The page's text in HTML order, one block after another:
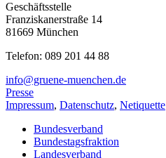
Geschäftsstelle
Franziskanerstraße 14
81669 München
Telefon: 089 201 44 88
info@gruene-muenchen.de
Presse
Impressum, Datenschutz, Netiquette
Bundesverband
Bundestagsfraktion
Landesverband